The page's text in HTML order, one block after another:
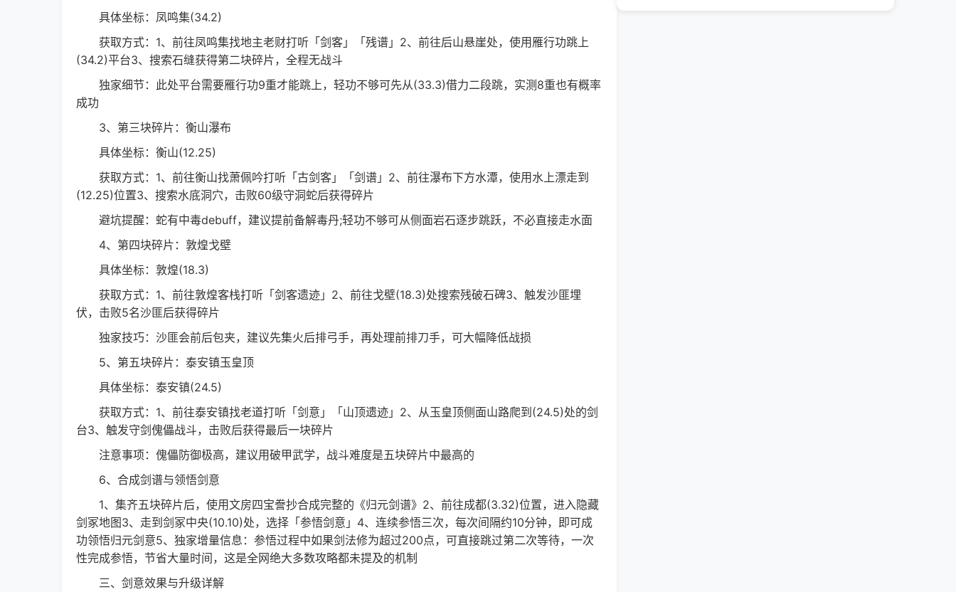
具体坐标：凤鸣集(34.2)
获取方式：1、前往凤鸣集找地主老财打听「剑客」「残谱」2、前往后山悬崖处，使用雁行功跳上
(34.2)平台3、搜索石缝获得第二块碎片，全程无战斗
独家细节：此处平台需要雁行功9重才能跳上，轻功不够可先从(33.3)借力二段跳，实测8重也有概率
成功
3、第三块碎片：衡山瀑布
具体坐标：衡山(12.25)
获取方式：1、前往衡山找萧佩吟打听「古剑客」「剑谱」2、前往瀑布下方水潭，使用水上漂走到
(12.25)位置3、搜索水底洞穴，击败60级守洞蛇后获得碎片
避坑提醒：蛇有中毒debuff，建议提前备解毒丹;轻功不够可从侧面岩石逐步跳跃，不必直接走水面
4、第四块碎片：敦煌戈壁
具体坐标：敦煌(18.3)
获取方式：1、前往敦煌客栈打听「剑客遗迹」2、前往戈壁(18.3)处搜索残破石碑3、触发沙匪埋
伏，击败5名沙匪后获得碎片
独家技巧：沙匪会前后包夹，建议先集火后排弓手，再处理前排刀手，可大幅降低战损
5、第五块碎片：泰安镇玉皇顶
具体坐标：泰安镇(24.5)
获取方式：1、前往泰安镇找老道打听「剑意」「山顶遗迹」2、从玉皇顶侧面山路爬到(24.5)处的剑
台3、触发守剑傀儡战斗，击败后获得最后一块碎片
注意事项：傀儡防御极高，建议用破甲武学，战斗难度是五块碎片中最高的
6、合成剑谱与领悟剑意
1、集齐五块碎片后，使用文房四宝誊抄合成完整的《归元剑谱》2、前往成都(3.32)位置，进入隐藏
剑冢地图3、走到剑冢中央(10.10)处，选择「参悟剑意」4、连续参悟三次，每次间隔约10分钟，即可成
功领悟归元剑意5、独家增量信息：参悟过程中如果剑法修为超过200点，可直接跳过第二次等待，一次
性完成参悟，节省大量时间，这是全网绝大多数攻略都未提及的机制
三、剑意效果与升级详解